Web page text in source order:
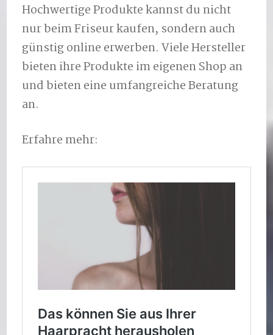
Hochwertige Produkte kannst du nicht
nur beim Friseur kaufen, sondern auch
günstig online erwerben. Viele Hersteller
bieten ihre Produkte im eigenen Shop an
und bieten eine umfangreiche Beratung
an.
Erfahre mehr: